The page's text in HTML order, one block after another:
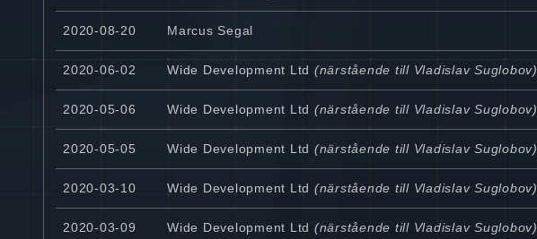
2020-08-20 Marcus Segal
2020-06-02 Wide Development Ltd (närstående till Vladislav Suglobov)
2020-05-06 Wide Development Ltd (närstående till Vladislav Suglobov)
2020-05-05 Wide Development Ltd (närstående till Vladislav Suglobov)
2020-03-10 Wide Development Ltd (närstående till Vladislav Suglobov)
2020-03-09 Wide Development Ltd (närstående till Vladislav Suglobov)